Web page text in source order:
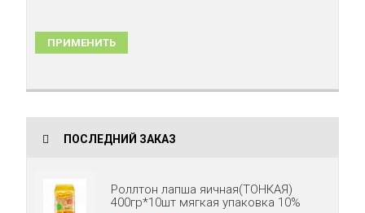
ПРИМЕНИТЬ
ПОСЛЕДНИЙ ЗАКАЗ
Роллтон лапша яичная(ТОНКАЯ)
400гр*10шт мягкая упаковка 10%